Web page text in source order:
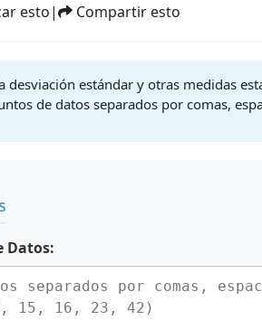
esto| Compartir esto
desviación estándar y otras medidas
de datos separados por comas,
Datos: